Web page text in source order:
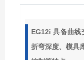
EG12i 具备曲线
折弯深度、模具